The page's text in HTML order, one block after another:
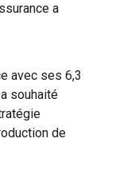
a
avec ses 6,3
souhaité
de